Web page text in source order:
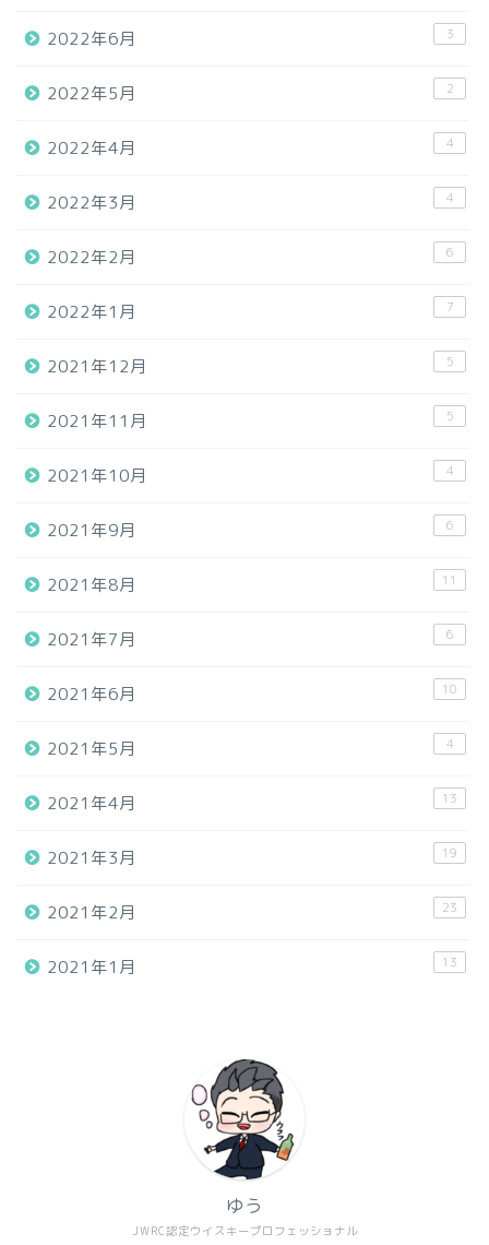
2022年6月 3
2022年5月 2
2022年4月 4
2022年3月 4
2022年2月 6
2022年1月 7
2021年12月 5
2021年11月 5
2021年10月 4
2021年9月 6
2021年8月 11
2021年7月 6
2021年6月 10
2021年5月 4
2021年4月 13
2021年3月 19
2021年2月 23
2021年1月 13
JWRC認定ウイスキープロフェッショナル
ゆう